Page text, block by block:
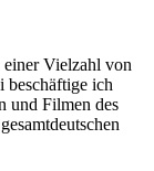
Vielzahl von
beschäftige ich
und Filmen des